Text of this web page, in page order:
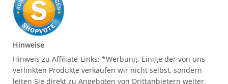
Hinweise
Hinweis zu Affiliate-Links: *Werbung. Einige der von uns
verlinkten Produkte verkaufen wir nicht selbst, sondern
leiten Sie direkt zu Angeboten von Drittanbietern weiter.